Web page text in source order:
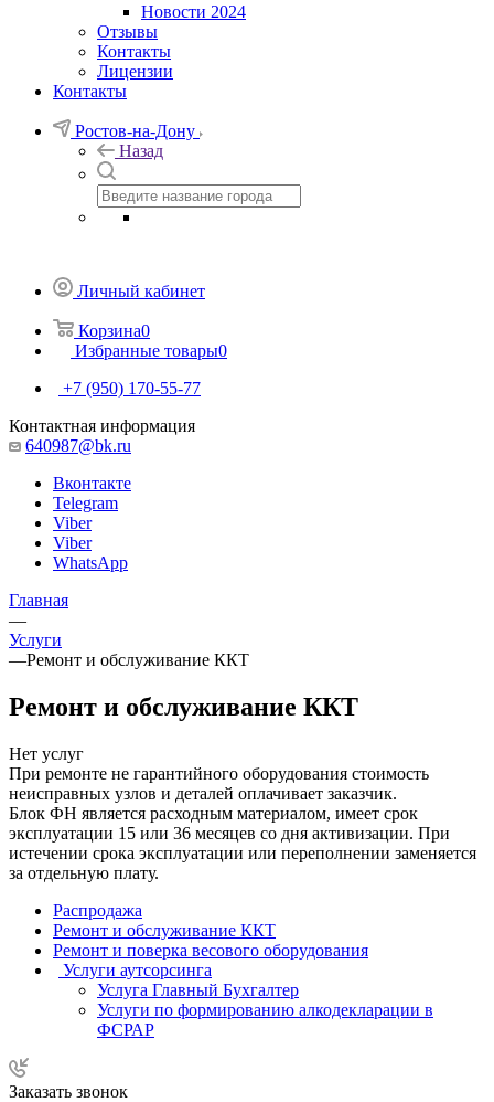
Новости 2024
Отзывы
Контакты
Лицензии
Контакты
Ростов-на-Дону
Назад
Личный кабинет
Корзина0
Избранные товары0
+7 (950) 170-55-77
Контактная информация
640987@bk.ru
Вконтакте
Telegram
Viber
Viber
WhatsApp
Главная
—
Услуги
—Ремонт и обслуживание ККТ
Ремонт и обслуживание ККТ
Нет услуг
При ремонте не гарантийного оборудования стоимость
неисправных узлов и деталей оплачивает заказчик.
Блок ФН является расходным материалом, имеет срок
эксплуатации 15 или 36 месяцев со дня активизации. При
истечении срока эксплуатации или переполнении заменяется
за отдельную плату.
Распродажа
Ремонт и обслуживание ККТ
Ремонт и поверка весового оборудования
Услуги аутсорсинга
Услуга Главный Бухгалтер
Услуги по формированию алкодекларации в
ФСРАР
Заказать звонок